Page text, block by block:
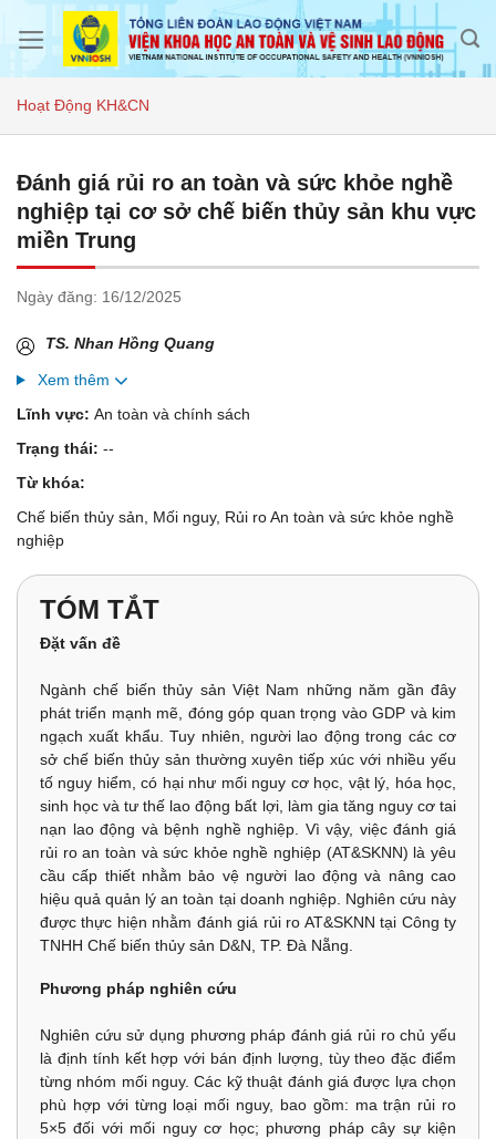
Hoạt Động KH&CN
Đánh giá rủi ro an toàn và sức khỏe nghề
nghiệp tại cơ sở chế biến thủy sản khu vực
miền Trung
Ngày đăng: 16/12/2025
TS. Nhan Hồng Quang
Xem thêm
Lĩnh vực: An toàn và chính sách
Trạng thái: --
Từ khóa:
Chế biến thủy sản, Mối nguy, Rủi ro An toàn và sức khỏe nghề
nghiệp
TÓM TẮT
Đặt vấn đề
Ngành chế biến thủy sản Việt Nam những năm gần đây
phát triển mạnh mẽ, đóng góp quan trọng vào GDP và kim
ngạch xuất khẩu. Tuy nhiên, người lao động trong các cơ
sở chế biến thủy sản thường xuyên tiếp xúc với nhiều yếu
tố nguy hiểm, có hại như mối nguy cơ học, vật lý, hóa học,
sinh học và tư thế lao động bất lợi, làm gia tăng nguy cơ tai
nạn lao động và bệnh nghề nghiệp. Vì vậy, việc đánh giá
rủi ro an toàn và sức khỏe nghề nghiệp (AT&SKNN) là yêu
cầu cấp thiết nhằm bảo vệ người lao động và nâng cao
hiệu quả quản lý an toàn tại doanh nghiệp. Nghiên cứu này
được thực hiện nhằm đánh giá rủi ro AT&SKNN tại Công ty
TNHH Chế biến thủy sản D&N, TP. Đà Nẵng.
Phương pháp nghiên cứu
Nghiên cứu sử dụng phương pháp đánh giá rủi ro chủ yếu
là định tính kết hợp với bán định lượng, tùy theo đặc điểm
từng nhóm mối nguy. Các kỹ thuật đánh giá được lựa chọn
phù hợp với từng loại mối nguy, bao gồm: ma trận rủi ro
5×5 đối với mối nguy cơ học; phương pháp cây sự kiện